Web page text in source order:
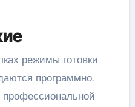
режимы готовки
программно.
профессиональной